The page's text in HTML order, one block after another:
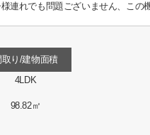
連れでも問題ございません、この
取り/建物面積
4LDK
98.82㎡